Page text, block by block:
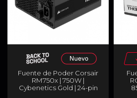
Fuente de Poder Corsair
RM750x | 750W |
Cybenetics Gold | 24-pin